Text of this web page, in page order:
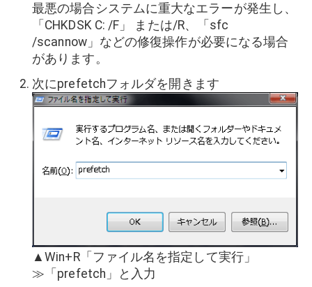
最悪の場合システムに重大なエラーが発生し、
「CHKDSK C: /F」 または/R、「sfc
/scannow」などの修復操作が必要になる場合
があります。
次にprefetchフォルダを開きます
▲Win+R「ファイル名を指定して実行」
≫「prefetch」と入力